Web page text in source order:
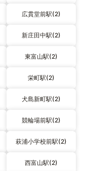
広貫堂前駅(2)
新庄田中駅(2)
東富山駅(2)
栄町駅(2)
犬島新町駅(2)
競輪場前駅(2)
萩浦小学校前駅(2)
西富山駅(2)